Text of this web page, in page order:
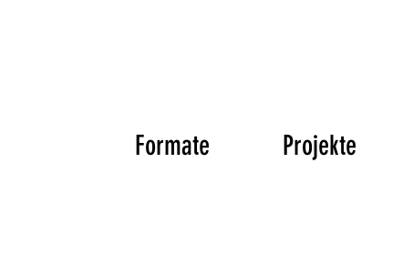
Formate Projekte